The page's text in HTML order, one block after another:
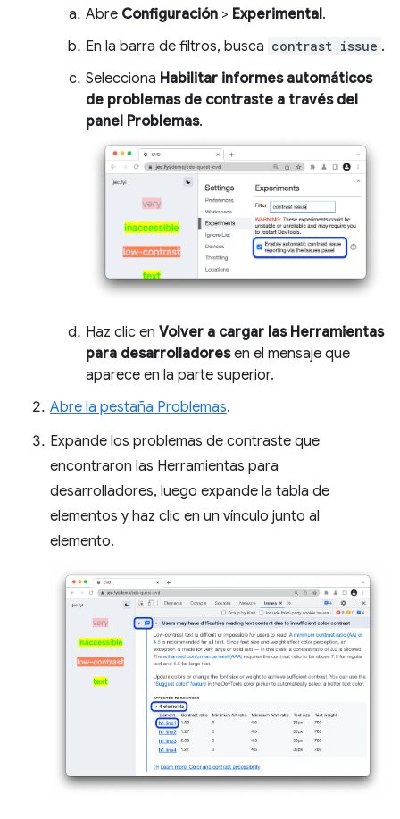
Abre Configuración > Experimental.
En la barra de filtros, busca contrast issue .
Selecciona Habilitar informes automáticos
de problemas de contraste a través del
panel Problemas.
Haz clic en Volver a cargar las Herramientas
para desarrolladoresen el mensaje que
aparece en la parte superior.
Abre la pestaña Problemas.
Expande los problemas de contraste que
encontraron las Herramientas para
desarrolladores, luego expande la tabla de
elementos y haz clic en un vínculo junto al
elemento.